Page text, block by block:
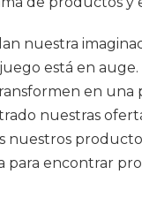
nuestra
está en
en
nuestras
nuestros
encontrar